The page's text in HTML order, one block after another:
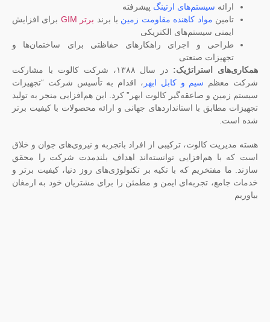
سیستم‌های ارتینگپیشرفته
مواد کاهنده مقاومت زمینبا برند برتر GIM
برای افزایش
سیستم‌های الکتریکی
و اجرای راهکارهای حفاظتی برای ساختمان‌ها و
صنعتی
استراتژیک:
در سال ۱۳۸۸، شرکت کالوت با مشارکت
سیم و کابل ابهر ، اقدام به تأسیس شرکت “تجهیزات
و صاعقه‌گیر کالوت ابهر” کرد. این هم‌افزایی منجر به تولید
با استانداردهای جهانی و ارائه محصولات با کیفیت برتر
کالوت، ترکیبی از افراد باتجربه و نیروی‌های جوان و خلاق
هم‌افزایی توانسته‌اند اهداف بلندمدت شرکت را محقق
مفتخریم که با تکیه بر تکنولوژی‌های روز دنیا، کیفیت برتر و
تجربه‌ای ایمن و مطمئن را برای مشتریان خود به ارمغان